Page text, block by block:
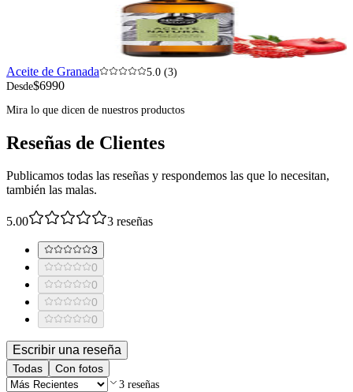
Aceite de Granada
5.0 (3)
Desde$6990
Mira lo que dicen de nuestros productos
Reseñas de Clientes
Publicamos todas las reseñas y respondemos las que lo necesitan,
también las malas.
5.00 3 reseñas
3
0
0
0
0
Escribir una reseña
Todas Con fotos
3 reseñas